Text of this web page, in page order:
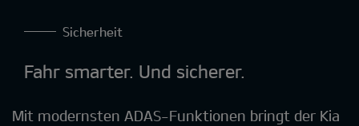
Sicherheit
Fahr smarter. Und sicherer.
Mit modernsten ADAS-Funktionen bringt der Kia